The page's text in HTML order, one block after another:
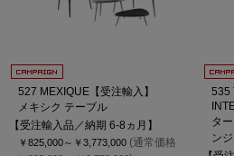
527 MEXIQUE【受注輸入】
メキシク テーブル
【受注輸入品／納期 6-8ヵ月】
￥825,000～ ￥3,773,000 (通常価格
535
タ
ン